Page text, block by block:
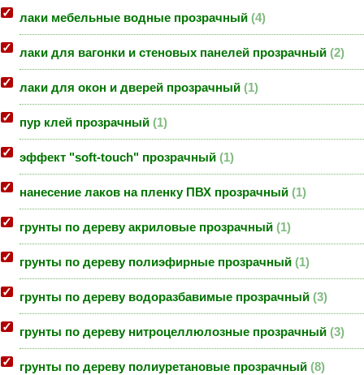
лаки мебельные водные прозрачный 4
лаки для вагонки и стеновых панелей прозрачный 2
лаки для окон и дверей прозрачный 1
пур клей прозрачный 1
эффект "soft-touch" прозрачный 1
нанесение лаков на пленку ПВХ прозрачный 1
грунты по дереву акриловые прозрачный 1
грунты по дереву полиэфирные прозрачный 1
грунты по дереву водоразбавимые прозрачный 3
грунты по дереву нитроцеллюлозные прозрачный 3
грунты по дереву полиуретановые прозрачный 8